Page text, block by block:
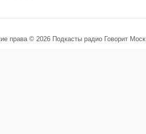
права © 2026 Подкасты радио Говорит